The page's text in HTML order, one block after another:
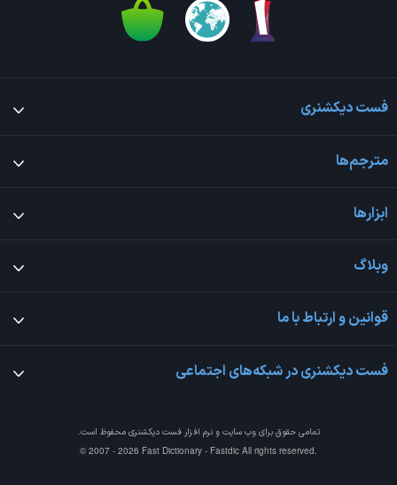
فست دیکشنری
مترجم‌ها
ابزارها
وبلاگ
قوانین و ارتباط با ما
فست دیکشنری در شبکه‌های اجتماعی
تمامی حقوق برای وب سایت و نرم افزارفست دیکشنری محفوظ است.
© 2007 - 2026 Fast Dictionary - Fastdic All rights reserved.